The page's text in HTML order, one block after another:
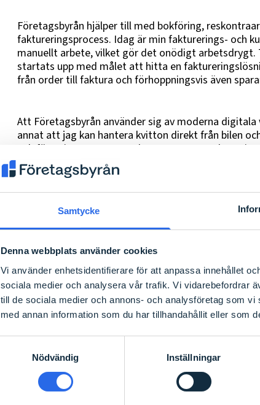
Samtycke
Denna webbplats använder cookies
Vi använder enhetsidentifierare för att anpassa innehållet
sociala medier och analysera vår trafik. Vi vidarebefordrar
till de sociala medier och annons- och analysföretag som
med annan information som du har tillhandahållit eller som
Nödvändig
Inställningar
Företagsbyrån hjälper till med bokföring,
faktureringsprocess. Idag är min fakturerings- och
manuellt arbete, vilket gör det onödigt
startats upp med målet att hitta en
från order till faktura och förhoppningsvis även
Att Företagsbyrån använder sig av moderna
annat att jag kan hantera kvitton direkt från bilen
och förvaring av papper och mappar. Som
hanteras av Företagsbyrån.
Ronny berättar att han är mycket nöjd med
smidigt och tryggt. Han får snabb återkoppling när
personkemi med. Ronny uppskattar att
känns tryggt att ha outsourcat delar av sin
Bärgarn Ab och Företagsbyrån är ett exempel på
och skapa trygghet. Genom att anlita oss kan
bilar.